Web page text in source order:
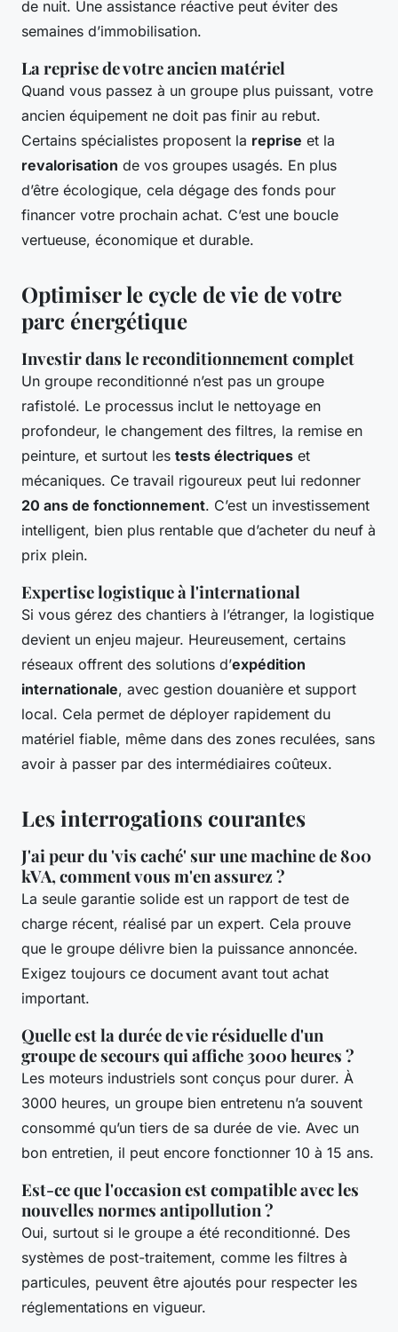
de nuit. Une assistance réactive peut éviter des
semaines d’immobilisation.
La reprise de votre ancien matériel
Quand vous passez à un groupe plus puissant, votre
ancien équipement ne doit pas finir au rebut.
Certains spécialistes proposent la reprise et la
revalorisation de vos groupes usagés. En plus
d’être écologique, cela dégage des fonds pour
financer votre prochain achat. C’est une boucle
vertueuse, économique et durable.
Optimiser le cycle de vie de votre
parc énergétique
Investir dans le reconditionnement complet
Un groupe reconditionné n’est pas un groupe
rafistolé. Le processus inclut le nettoyage en
profondeur, le changement des filtres, la remise en
peinture, et surtout les tests électriques et
mécaniques. Ce travail rigoureux peut lui redonner
20 ans de fonctionnement. C’est un investissement
intelligent, bien plus rentable que d’acheter du neuf à
prix plein.
Expertise logistique à l'international
Si vous gérez des chantiers à l’étranger, la logistique
devient un enjeu majeur. Heureusement, certains
réseaux offrent des solutions d’expédition
internationale, avec gestion douanière et support
local. Cela permet de déployer rapidement du
matériel fiable, même dans des zones reculées, sans
avoir à passer par des intermédiaires coûteux.
Les interrogations courantes
J'ai peur du 'vis caché' sur une machine de 800
kVA, comment vous m'en assurez ?
La seule garantie solide est un rapport de test de
charge récent, réalisé par un expert. Cela prouve
que le groupe délivre bien la puissance annoncée.
Exigez toujours ce document avant tout achat
important.
Quelle est la durée de vie résiduelle d'un
groupe de secours qui affiche 3000 heures ?
Les moteurs industriels sont conçus pour durer. À
3000 heures, un groupe bien entretenu n’a souvent
consommé qu’un tiers de sa durée de vie. Avec un
bon entretien, il peut encore fonctionner 10 à 15 ans.
Est-ce que l'occasion est compatible avec les
nouvelles normes antipollution ?
Oui, surtout si le groupe a été reconditionné. Des
systèmes de post-traitement, comme les filtres à
particules, peuvent être ajoutés pour respecter les
réglementations en vigueur.